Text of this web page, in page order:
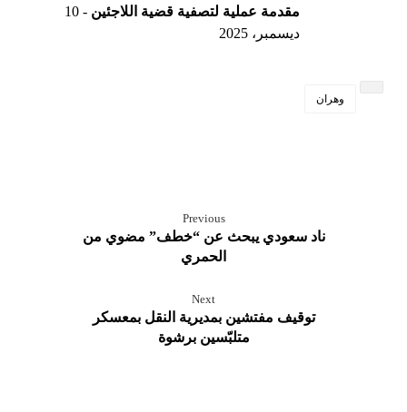
مقدمة عملية لتصفية قضية اللاجئين
- 10
ديسمبر، 2025
وهران
Previous
ناد سعودي يبحث عن “خطف” مضوي من
الحمري
Next
توقيف مفتشين بمديرية النقل بمعسكر
متلبّسين برشوة